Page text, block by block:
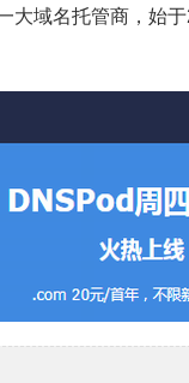
大域名托管商，始